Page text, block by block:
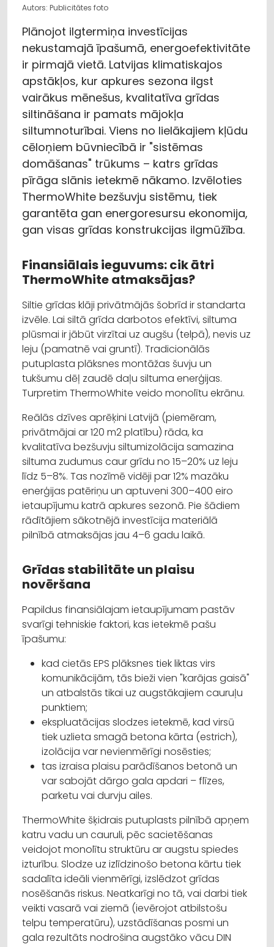
Autors: Publicitātes foto
Plānojot ilgtermiņa investīcijas
nekustamajā īpašumā, energoefektivitāte
ir pirmajā vietā. Latvijas klimatiskajos
apstākļos, kur apkures sezona ilgst
vairākus mēnešus, kvalitatīva grīdas
siltināšana ir pamats mājokļa
siltumnoturībai. Viens no lielākajiem kļūdu
cēloņiem būvniecībā ir "sistēmas
domāšanas" trūkums – katrs grīdas
pīrāga slānis ietekmē nākamo. Izvēloties
ThermoWhite bezšuvju sistēmu, tiek
garantēta gan energoresursu ekonomija,
gan visas grīdas konstrukcijas ilgmūžība.
Finansiālais ieguvums: cik ātri
ThermoWhite atmaksājas?
Siltie grīdas klāji privātmājās šobrīd ir standarta
izvēle. Lai siltā grīda darbotos efektīvi, siltuma
plūsmai ir jābūt virzītai uz augšu (telpā), nevis uz
leju (pamatnē vai gruntī). Tradicionālās
putuplasta plāksnes montāžas šuvju un
tukšumu dēļ zaudē daļu siltuma enerģijas.
Turpretim ThermoWhite veido monolītu ekrānu.
Reālās dzīves aprēķini Latvijā (piemēram,
privātmājai ar 120 m2 platību) rāda, ka
kvalitatīva bezšuvju siltumizolācija samazina
siltuma zudumus caur grīdu no 15–20% uz leju
līdz 5–8%. Tas nozīmē vidēji par 12% mazāku
enerģijas patēriņu un aptuveni 300–400 eiro
ietaupījumu katrā apkures sezonā. Pie šādiem
rādītājiem sākotnējā investīcija materiālā
pilnībā atmaksājas jau 4–6 gadu laikā.
Grīdas stabilitāte un plaisu
novēršana
Papildus finansiālajam ietaupījumam pastāv
svarīgi tehniskie faktori, kas ietekmē pašu
īpašumu:
kad cietās EPS plāksnes tiek liktas virs
komunikācijām, tās bieži vien "karājas gaisā"
un atbalstās tikai uz augstākajiem cauruļu
punktiem;
ekspluatācijas slodzes ietekmē, kad virsū
tiek uzlieta smagā betona kārta (estrich),
izolācija var nevienmērīgi nosēsties;
tas izraisa plaisu parādīšanos betonā un
var sabojāt dārgo gala apdari – flīzes,
parketu vai durvju ailes.
ThermoWhite šķidrais putuplasts pilnībā apņem
katru vadu un cauruli, pēc sacietēšanas
veidojot monolītu struktūru ar augstu spiedes
izturību. Slodze uz izlīdzinošo betona kārtu tiek
sadalīta ideāli vienmērīgi, izslēdzot grīdas
nosēšanās riskus. Neatkarīgi no tā, vai darbi tiek
veikti vasarā vai ziemā (ievērojot atbilstošu
telpu temperatūru), uzstādīšanas posmi un
gala rezultāts nodrošina augstāko vācu DIN